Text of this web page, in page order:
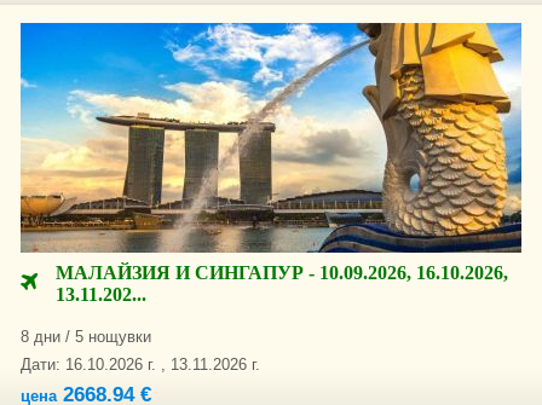
МАЛАЙЗИЯ И СИНГАПУР - 10.09.2026, 16.10.2026,
13.11.202...
8 дни / 5 нощувки
Дати: 16.10.2026 г. , 13.11.2026 г.
цена2668.94 €